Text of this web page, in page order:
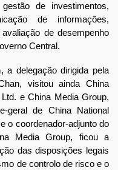
de investimentos,
de informações,
de desempenho
Central.
delegação dirigida pela
visitou ainda China
e China Media Group,
geral de China National
o coordenador-adjunto do
Media Group, ficou a
das disposições legais
de controlo de risco e o